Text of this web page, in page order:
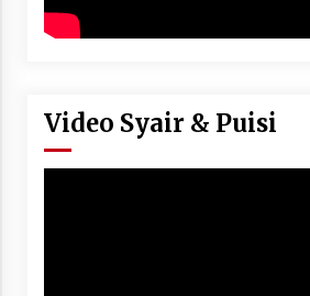
Video Syair & Puisi